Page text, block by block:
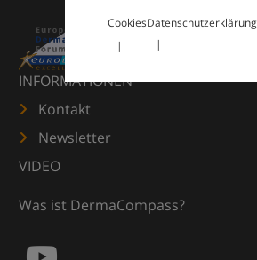
CookiesDatenschutzerklärung
INFORMATIONEN
Kontakt
Newsletter
VIDEO
Was ist DermaCompass?